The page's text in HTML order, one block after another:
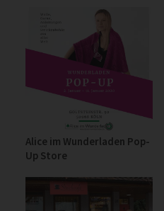
Alice im Wunderladen Pop-
Up Store